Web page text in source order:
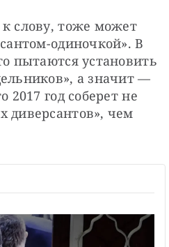
слову, тоже может
одиночкой». В
пытаются установить
а значит —
2017 год соберет не
диверсантов», чем